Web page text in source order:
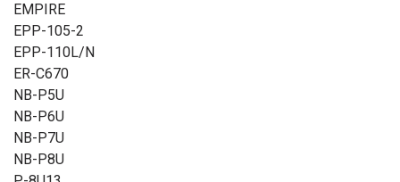
EMPIRE
EPP-105-2
EPP-110L/N
ER-C670
NB-P5U
NB-P6U
NB-P7U
NB-P8U